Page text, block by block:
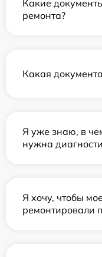
Какие
ремонта?
Какая
Я уже знаю, в
нужна
Я хочу, чтобы
ремонтировали